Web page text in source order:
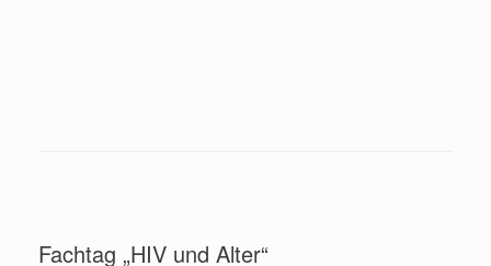
Fachtag „HIV und Alter“